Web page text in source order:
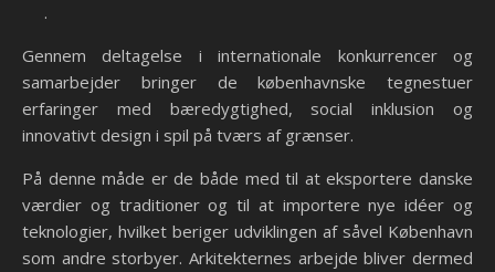
.
Gennem deltagelse i internationale konkurrencer og
samarbejder bringer de københavnske tegnestuer
erfaringer med bæredygtighed, social inklusion og
innovativt design i spil på tværs af grænser.
På denne måde er de både med til at eksportere danske
værdier og traditioner og til at importere nye idéer og
teknologier, hvilket beriger udviklingen af såvel København
som andre storbyer. Arkitekternes arbejde bliver dermed